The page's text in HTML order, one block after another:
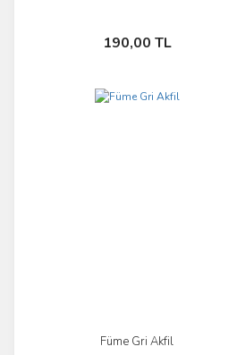
190,00 TL
Sepete Ekle
Füme Gri Akfil
İncele